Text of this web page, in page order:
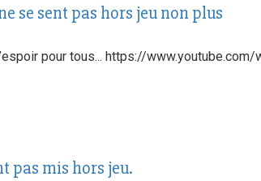
se sent pas hors jeu non plus
pour tous... https://www.youtube.com/
pas mis hors jeu.